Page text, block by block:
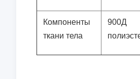
Компоненты
ткани тела
900Д